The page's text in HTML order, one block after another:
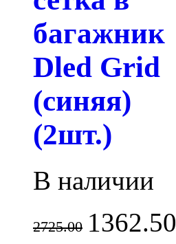
багажник
Dled Grid
(синяя)
(2шт.)
В наличии
2725.00 1362.50